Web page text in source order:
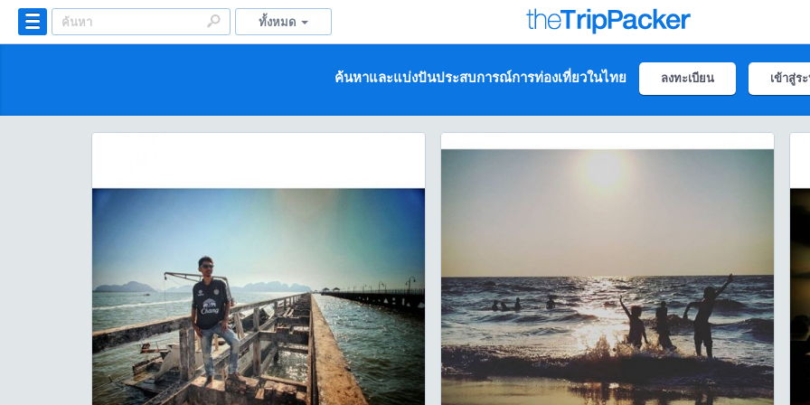
ทั้งหมด
ค้นหาและแบ่งปันประสบการณ์การท่องเที่ยวในไทย ลงทะเบียน เข้าสู่ร